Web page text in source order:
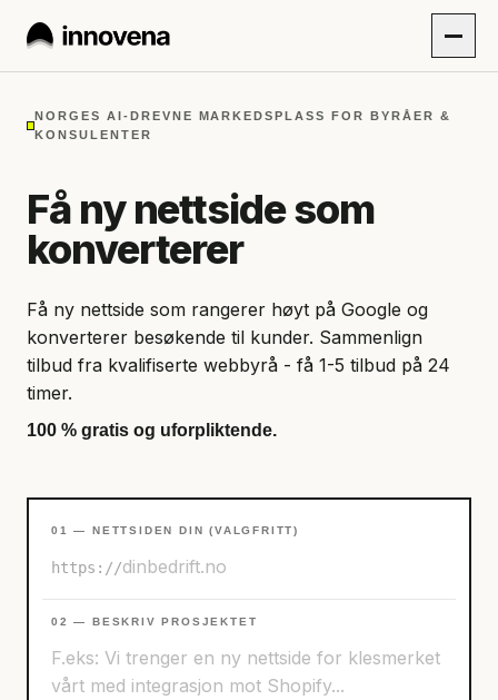
NORGES AI-DREVNE MARKEDSPLASS FOR BYRÅER &
KONSULENTER
Få ny nettside som
konverterer
Få ny nettside som rangerer høyt på Google og
konverterer besøkende til kunder. Sammenlign
tilbud fra kvalifiserte webbyrå - få 1-5 tilbud på 24
timer.
100 % gratis og uforpliktende.
01 — NETTSIDEN DIN (VALGFRITT)
https://
02 — BESKRIV PROSJEKTET